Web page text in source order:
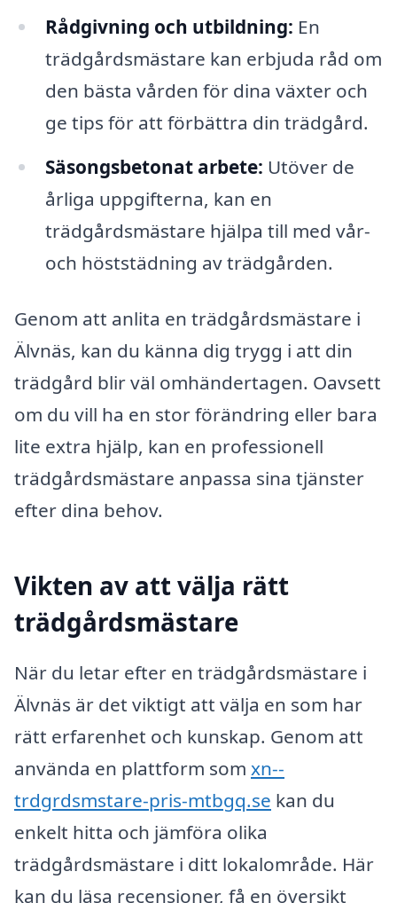
Rådgivning och utbildning: En
trädgårdsmästare kan erbjuda råd om
den bästa vården för dina växter och
ge tips för att förbättra din trädgård.
Säsongsbetonat arbete: Utöver de
årliga uppgifterna, kan en
trädgårdsmästare hjälpa till med vår-
och höststädning av trädgården.
Genom att anlita en trädgårdsmästare i
Älvnäs, kan du känna dig trygg i att din
trädgård blir väl omhändertagen. Oavsett
om du vill ha en stor förändring eller bara
lite extra hjälp, kan en professionell
trädgårdsmästare anpassa sina tjänster
efter dina behov.
Vikten av att välja rätt
trädgårdsmästare
När du letar efter en trädgårdsmästare i
Älvnäs är det viktigt att välja en som har
rätt erfarenhet och kunskap. Genom att
använda en plattform som xn--
trdgrdsmstare-pris-mtbgq.se kan du
enkelt hitta och jämföra olika
trädgårdsmästare i ditt lokalområde. Här
kan du läsa recensioner, få en översikt